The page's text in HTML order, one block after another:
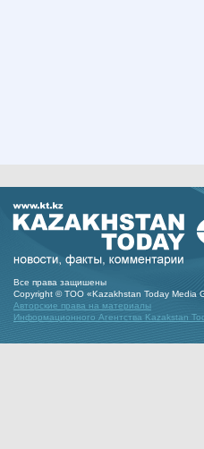
Все права защишены
Copyright © ТОО «Kazakhstan Today Media
Авторские права на материалы
Информационного Агентства Kazakstan